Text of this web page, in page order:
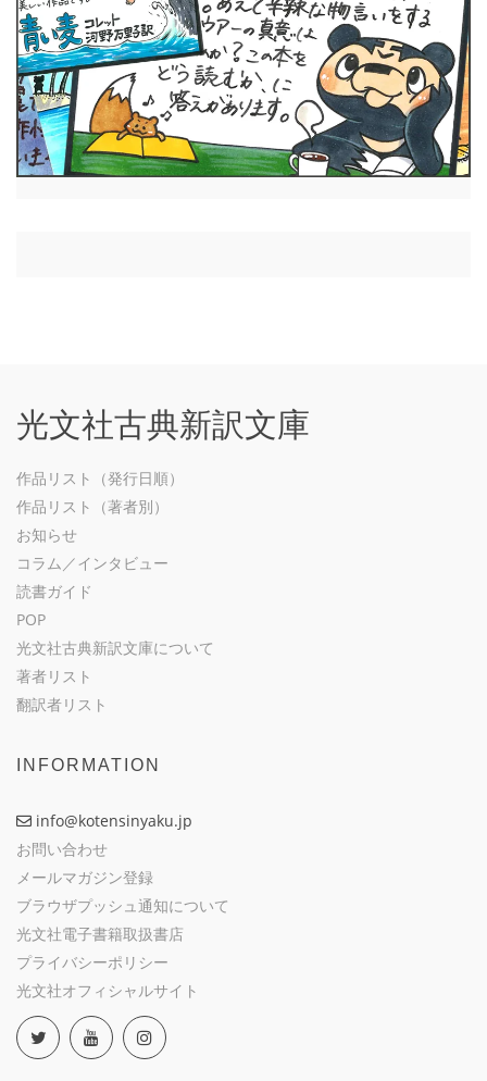
光文社古典新訳文庫
作品リスト（発行日順）
作品リスト（著者別）
お知らせ
コラム／インタビュー
読書ガイド
POP
光文社古典新訳文庫について
著者リスト
翻訳者リスト
INFORMATION
info@kotensinyaku.jp
お問い合わせ
メールマガジン登録
ブラウザプッシュ通知について
光文社電子書籍取扱書店
プライバシーポリシー
光文社オフィシャルサイト